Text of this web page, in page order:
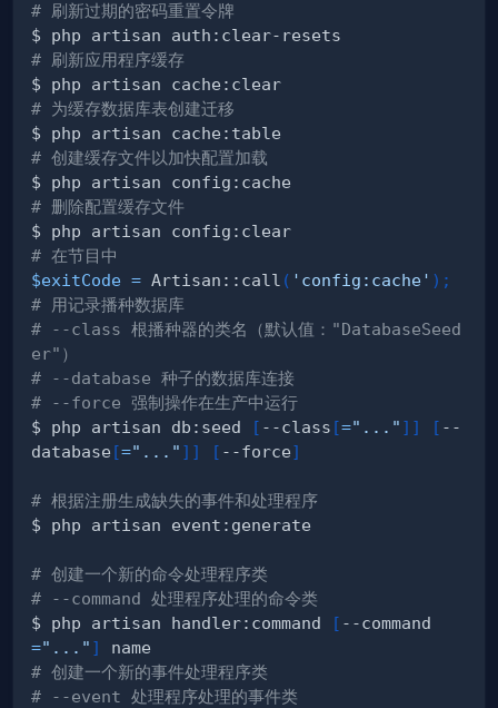
# 刷新过期的密码重置令牌
# 刷新应用程序缓存
# 为缓存数据库表创建迁移
# 创建缓存文件以加快配置加载
# 删除配置缓存文件
# 在节目中
$exitCode = Artisan::call ( 'config:cache' ) ;
# 用记录播种数据库
# --class 根播种器的类名（默认值："DatabaseSeed
er"）
# --database 种子的数据库连接
# --force 强制操作在生产中运行
$ php artisan db:seed
[ --class [="..." ] ] [ --
database [="..." ] ] [ --force]
# 根据注册生成缺失的事件和处理程序
# 创建一个新的命令处理程序类
# --command 处理程序处理的命令类
$ php artisan handler:command
[ --command
="..." ]
# 创建一个新的事件处理程序类
# --event 处理程序处理的事件类